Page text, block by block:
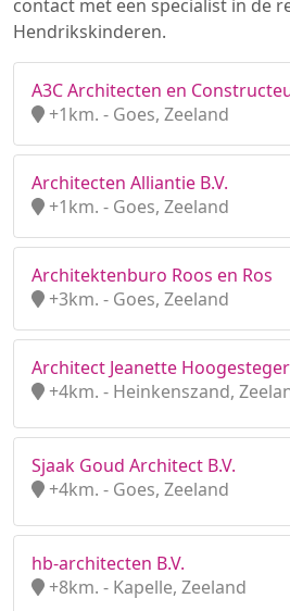
contact met een specialist in de
Hendrikskinderen.
A3C Architecten en
+1km. - Goes, Zeeland
Architecten Alliantie B.V.
+1km. - Goes, Zeeland
Architektenburo Roos en Ros
+3km. - Goes, Zeeland
Architect Jeanette Hoogesteger
+4km. - Heinkenszand,
Sjaak Goud Architect B.V.
+4km. - Goes, Zeeland
hb-architecten B.V.
+8km. - Kapelle, Zeeland